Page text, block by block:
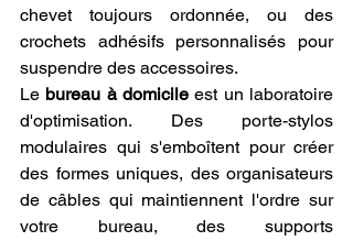
chevet toujours ordonnée, ou des
crochets adhésifs personnalisés pour
suspendre des accessoires.
Le bureau à domicile est un laboratoire
d'optimisation. Des porte-stylos
modulaires qui s'emboîtent pour créer
des formes uniques, des organisateurs
de câbles qui maintiennent l'ordre sur
votre bureau, des supports